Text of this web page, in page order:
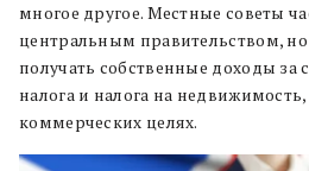
многое другое. Местные советы
центральным правительством,
получать собственные доходы за
налога и налога на
коммерческих целях.